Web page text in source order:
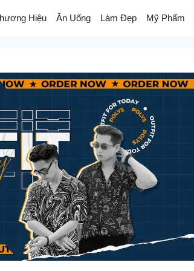
Hiệu Ăn Uống Làm Đẹp Mỹ Phẩm